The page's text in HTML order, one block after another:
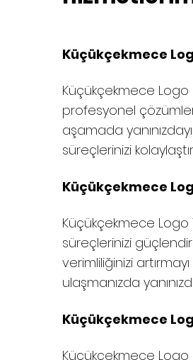
Küçükçekmece
Küçükçekmece Logo
profesyonel
aşamada
süreçlerinizi
Küçükçekmece
Küçükçekmece Logo
süreçlerinizi
verimliliğinizi
ulaşmanızda
Küçükçekmece
Küçükçekmece Logo